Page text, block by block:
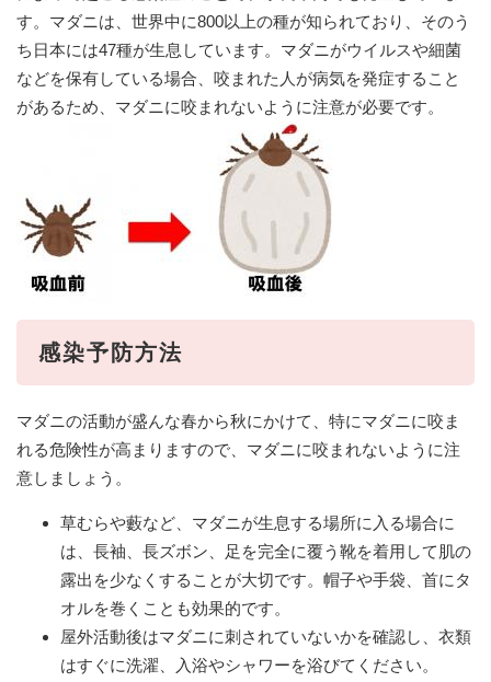
す。マダニは、世界中に800以上の種が知られており、そのう
ち日本には47種が生息しています。マダニがウイルスや細菌
などを保有している場合、咬まれた人が病気を発症すること
があるため、マダニに咬まれないように注意が必要です。
感染予防方法
マダニの活動が盛んな春から秋にかけて、特にマダニに咬ま
れる危険性が高まりますので、マダニに咬まれないように注
意しましょう。
草むらや藪など、マダニが生息する場所に入る場合に
は、長袖、長ズボン、足を完全に覆う靴を着用して肌の
露出を少なくすることが大切です。帽子や手袋、首にタ
オルを巻くことも効果的です。
屋外活動後はマダニに刺されていないかを確認し、衣類
はすぐに洗濯、入浴やシャワーを浴びてください。